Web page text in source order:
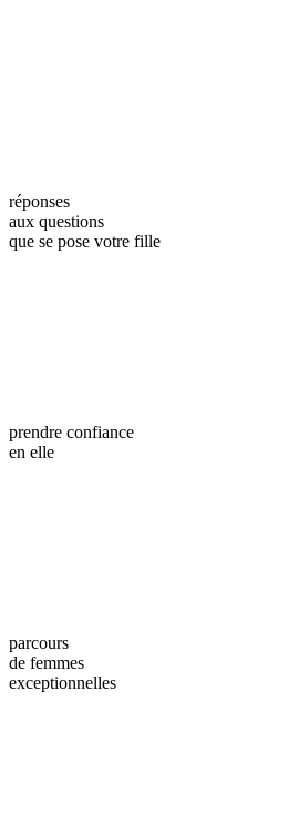
réponses
aux questions
que se pose votre fille
prendre confiance
en elle
parcours
de femmes
exceptionnelles